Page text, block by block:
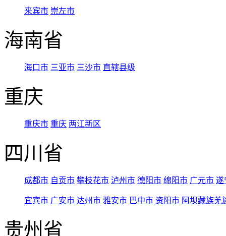
来宾市 崇左市
海南省
海口市 三亚市 三沙市 直辖县级
重庆
重庆市 重庆 两江新区
四川省
成都市 自贡市 攀枝花市 泸州市 德阳市 绵阳市 广元市 遂
宜宾市 广安市 达州市 雅安市 巴中市 资阳市 阿坝藏族羌
贵州省